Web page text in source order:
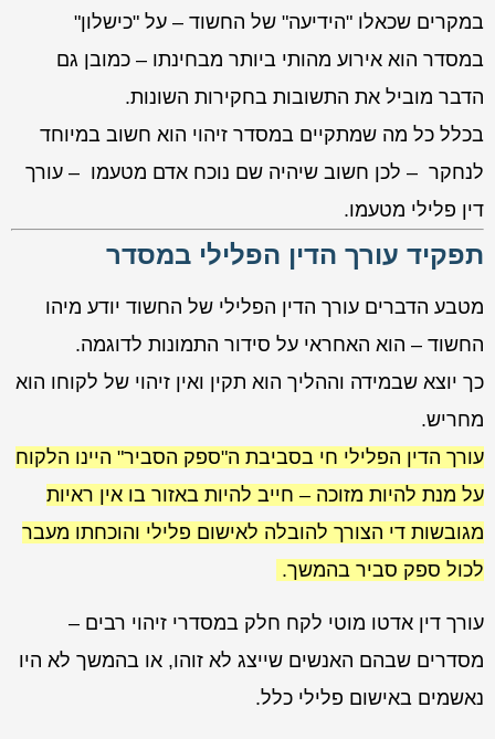
במקרים שכאלו "הידיעה" של החשוד – על "כישלון"
במסדר הוא אירוע מהותי ביותר מבחינתו – כמובן גם
הדבר מוביל את התשובות בחקירות השונות.
בכלל כל מה שמתקיים במסדר זיהוי הוא חשוב במיוחד
לנחקר – לכן חשוב שיהיה שם נוכח אדם מטעמו – עורך
דין פלילי מטעמו.
תפקיד עורך הדין הפלילי במסדר
מטבע הדברים עורך הדין הפלילי של החשוד יודע מיהו
החשוד – הוא האחראי על סידור התמונות לדוגמה.
כך יוצא שבמידה וההליך הוא תקין ואין זיהוי של לקוחו הוא
מחריש.
עורך הדין הפלילי חי בסביבת ה"ספק הסביר" היינו הלקוח
על מנת להיות מזוכה – חייב להיות באזור בו אין ראיות
מגובשות די הצורך להובלה לאישום פלילי והוכחתו מעבר
לכול ספק סביר בהמשך.
עורך דין אדטו מוטי לקח חלק במסדרי זיהוי רבים –
מסדרים שבהם האנשים שייצג לא זוהו, או בהמשך לא היו
נאשמים באישום פלילי כלל.